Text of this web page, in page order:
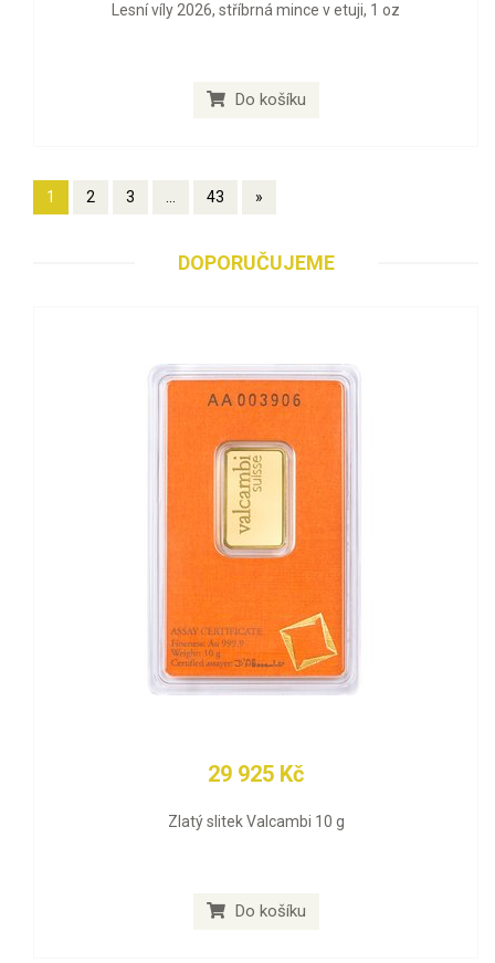
Lesní víly 2026, stříbrná mince v etuji, 1 oz
Do košíku
1 2 3 ... 43 »
DOPORUČUJEME
29 925 Kč
Zlatý slitek Valcambi 10 g
Do košíku